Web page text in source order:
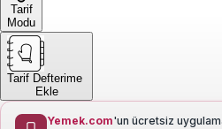
Tarif
Modu
Tarif Defterime
Ekle
Yemek.com'un ücretsiz